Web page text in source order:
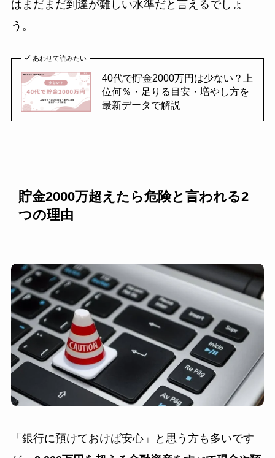
はまだまだ到達が難しい水準だと言えるでしょ
う。
あわせて読みたい
40代で貯金2000万円は少ない？上
位何％・足りる目安・増やし方を
最新データで解説
貯金2000万超えたら危険と言われる2
つの理由
「銀行に預けておけば安心」と思う方も多いです